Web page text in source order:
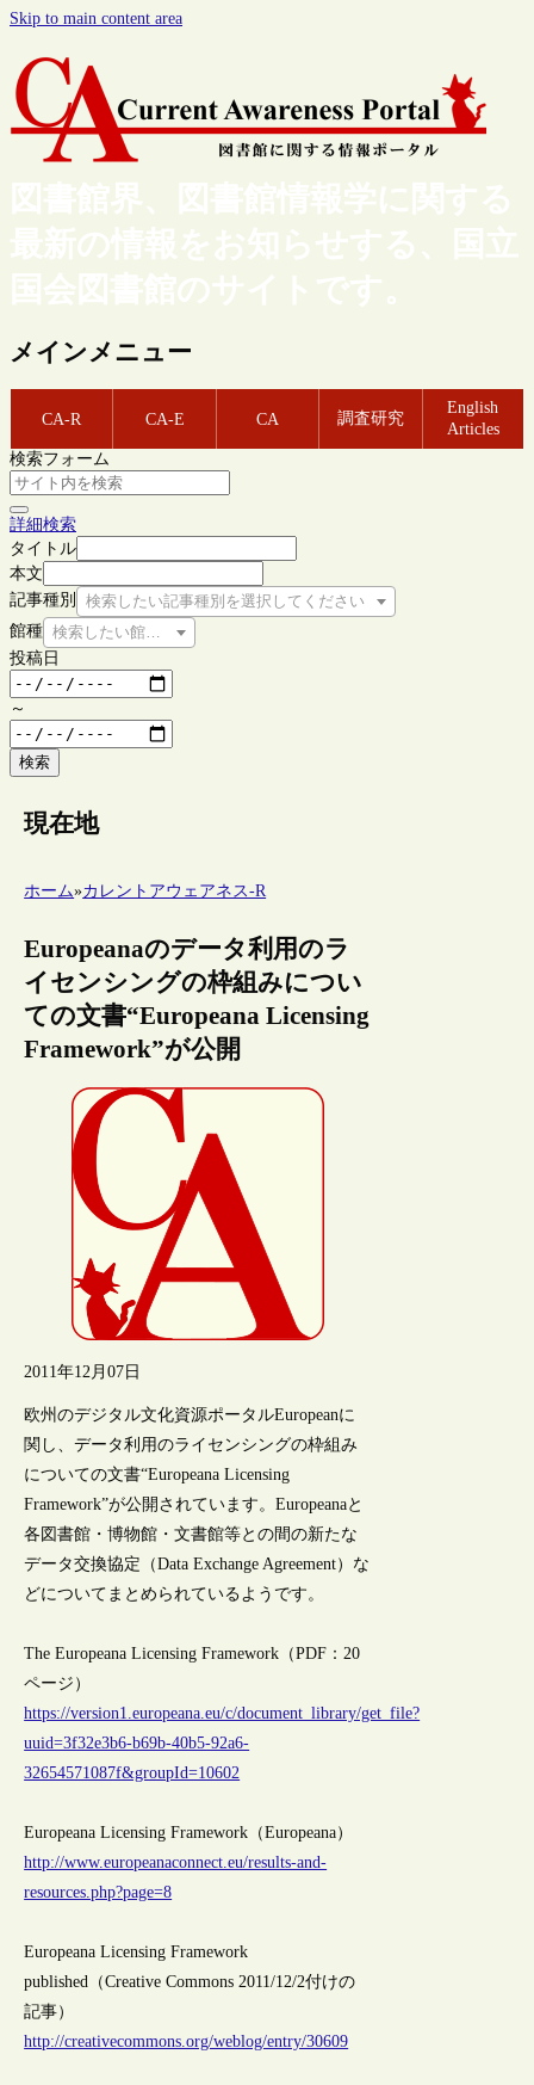
Skip to main content area
図書館界、図書館情報学に関する
最新の情報をお知らせする、国立
国会図書館のサイトです。
メインメニュー
CA-R CA-E CA 調査研究
English
Articles
検索フォーム
詳細検索
タイトル
本文
記事種別
検索したい記事種別を選択してください
館種 検索したい館種を選択してください
投稿日
～
検索
現在地
ホーム»カレントアウェアネス-R
Europeanaのデータ利用のラ
イセンシングの枠組みについ
ての文書“Europeana Licensing
Framework”が公開
2011年12月07日
欧州のデジタル文化資源ポータルEuropeanに
関し、データ利用のライセンシングの枠組み
についての文書“Europeana Licensing
Framework”が公開されています。Europeanaと
各図書館・博物館・文書館等との間の新たな
データ交換協定（Data Exchange Agreement）な
どについてまとめられているようです。
The Europeana Licensing Framework（PDF：20
ページ）
https://version1.europeana.eu/c/document_library/get_file?
uuid=3f32e3b6-b69b-40b5-92a6-
32654571087f&groupId=10602
Europeana Licensing Framework（Europeana）
http://www.europeanaconnect.eu/results-and-
resources.php?page=8
Europeana Licensing Framework
published（Creative Commons 2011/12/2付けの
記事）
http://creativecommons.org/weblog/entry/30609